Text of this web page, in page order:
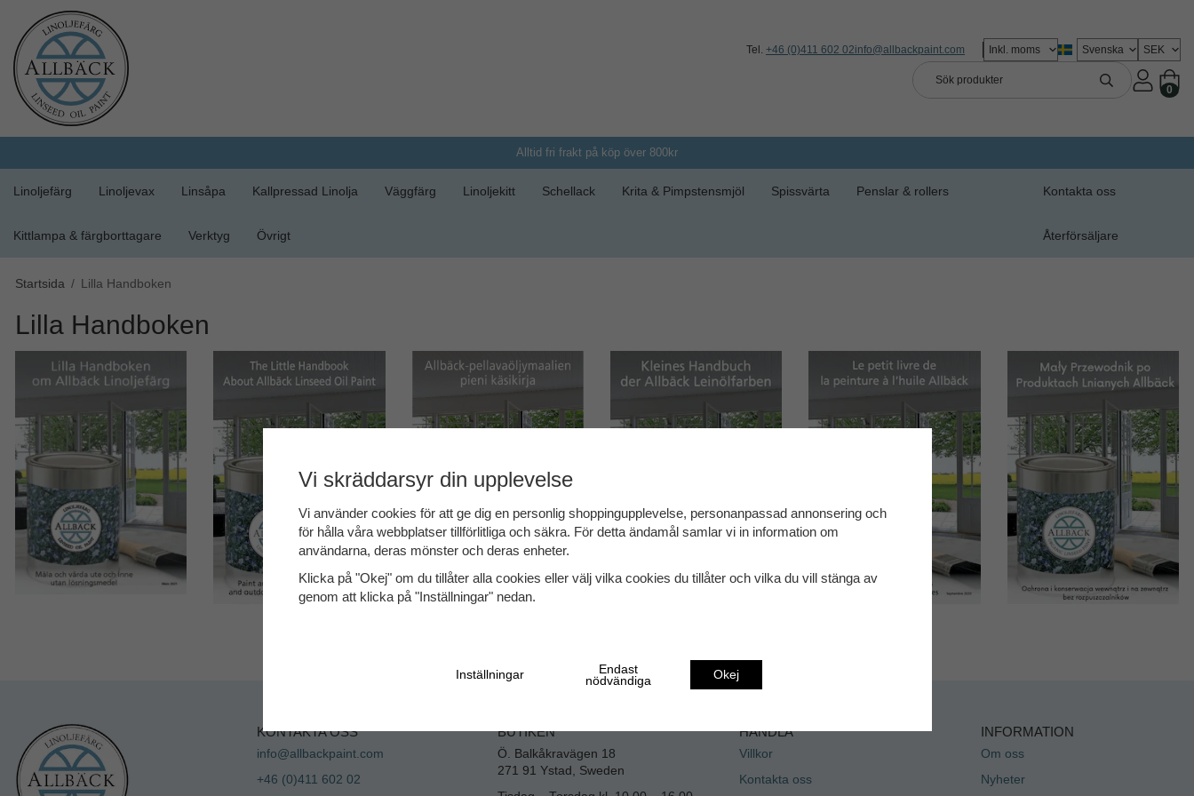
Tel. +46 (0)411 602 02info@allbackpaint.com
0
Alltid fri frakt på köp över 800kr
Linoljefärg Linoljevax Linsåpa Kallpressad Linolja Väggfärg Linoljekitt Schellack Krita & Pimpstensmjöl Spissvärta Penslar & rollers
Kittlampa & färgborttagare Verktyg Övrigt
Kontakta oss
Återförsäljare
Startsida / Lilla Handboken
Lilla Handboken
KONTAKTA OSS
info@allbackpaint.com
+46 (0)411 602 02
BUTIKEN
Ö. Balkåkravägen 18
271 91 Ystad, Sweden
HANDLA
Villkor
Kontakta oss
INFORMATION
Om oss
Nyheter
Vi skräddarsyr din upplevelse
Vi använder cookies för att ge dig en personlig shoppingupplevelse, personanpassad annonsering och
för hålla våra webbplatser tillförlitliga och säkra. För detta ändamål samlar vi in information om
användarna, deras mönster och deras enheter.
Klicka på "Okej" om du tillåter alla cookies eller välj vilka cookies du tillåter och vilka du vill stänga av
genom att klicka på "Inställningar" nedan.
Inställningar
Endast
nödvändiga
Okej